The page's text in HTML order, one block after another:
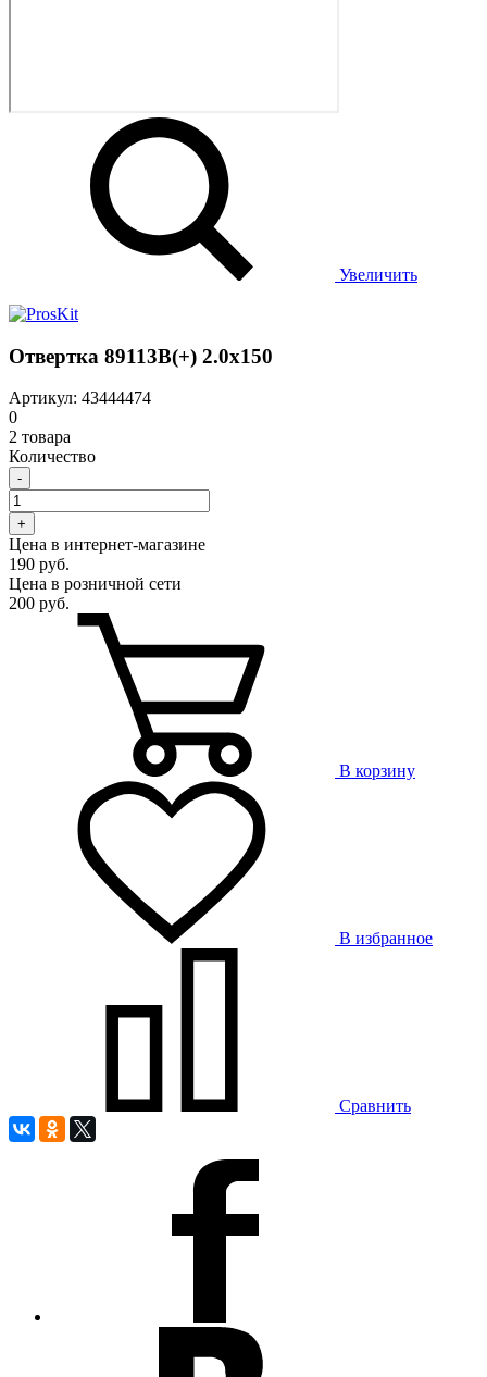
Увеличить
Отвертка 89113B(+) 2.0х150
Артикул: 43444474
0
2 товара
Количество
-
+
Цена в интернет-магазине
190 руб.
Цена в розничной сети
200 руб.
В корзину
В избранное
Сравнить